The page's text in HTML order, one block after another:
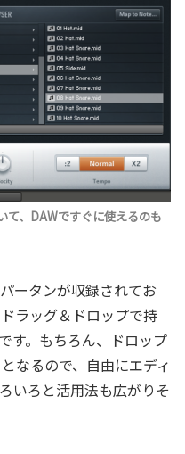
て、DAWですぐに使えるのも
ータンが収録されてお
ラッグ＆ドロップで持
す。もちろん、ドロップ
なるので、自由にエディ
いろと活用法も広がりそ